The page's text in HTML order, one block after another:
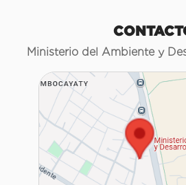
Ministerio del Ambiente y